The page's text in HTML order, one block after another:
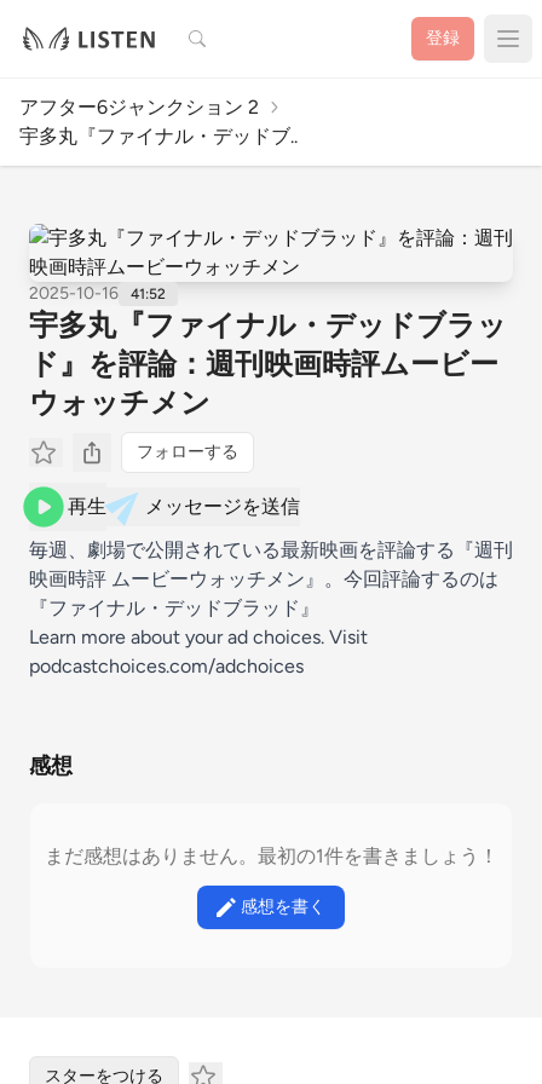
検索 登録
アフター6ジャンクション 2
宇多丸『ファイナル・デッドブ..
2025-10-16 41:52
宇多丸『ファイナル・デッドブラッ
ド』を評論：週刊映画時評ムービー
ウォッチメン
フォローする
再生
メッセージを送信
毎週、劇場で公開されている最新映画を評論する『週刊
映画時評 ムービーウォッチメン』。今回評論するのは
『ファイナル・デッドブラッド』
Learn more about your ad choices. Visit
podcastchoices.com/adchoices
感想
まだ感想はありません。最初の1件を書きましょう！
感想を書く
スターをつける